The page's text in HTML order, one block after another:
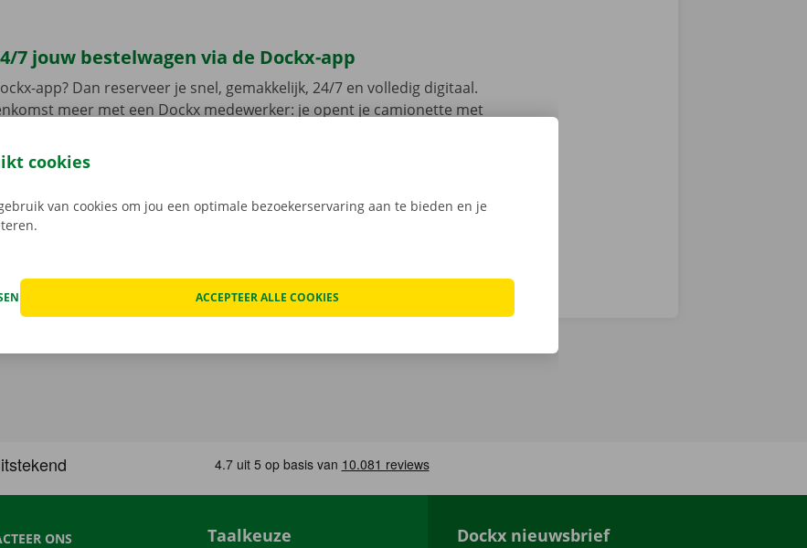
7 jouw bestelwagen via de Dockx-app
app? Dan reserveer je snel, gemakkelijk, 24/7 en volledig digitaal.
meer met een Dockx medewerker: je opent je camionette met
app voor Android via de
ONS
Taalkeuze Dockx nieuwsbrief
cookies
van cookies om jou een optimale bezoekerservaring aan te bieden en je
ACCEPTEER ALLE COOKIES